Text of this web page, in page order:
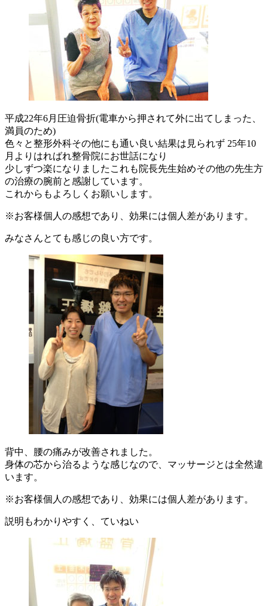
平成22年6月圧迫骨折(電車から押されて外に出てしまった、
満員のため)
色々と整形外科その他にも通い良い結果は見られず 25年10
月よりはればれ整骨院にお世話になり
少しずつ楽になりましたこれも院長先生始めその他の先生方
の治療の腕前と感謝しています。
これからもよろしくお願いします。
※お客様個人の感想であり、効果には個人差があります。
みなさんとても感じの良い方です。
背中、腰の痛みが改善されました。
身体の芯から治るような感じなので、マッサージとは全然違
います。
※お客様個人の感想であり、効果には個人差があります。
説明もわかりやすく、ていねい